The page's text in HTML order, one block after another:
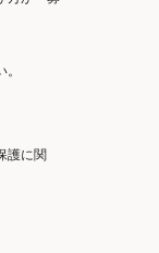
護に関